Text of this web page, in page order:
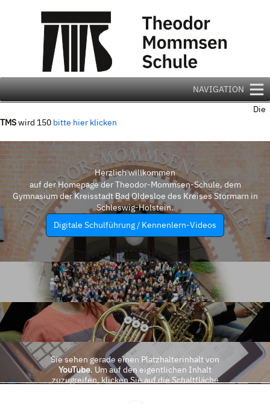
NAVIGATION
Die
TMSwird 150 bitte hier klicken
Herzlich willkommen
auf der Homepage der Theodor-Mommsen-Schule, dem
Gymnasium der Kreisstadt Bad Oldesloe des Kreises Stormarn in
Schleswig-Holstein.
Digitale Schulführung / Kennenlern-Videos
Sie sehen gerade einen Platzhalterinhalt von
YouTube. Um auf den eigentlichen Inhalt
zuzugreifen, klicken Sie auf die Schaltfläche